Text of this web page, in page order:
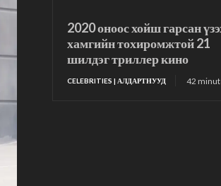
2020 оноос хойш гарсан
хамгийн тохиромжтой 21
шилдэг триллер кино
CELEBRITIES | АЛДАРТНУУД 42